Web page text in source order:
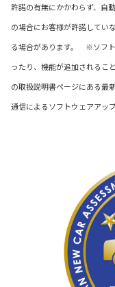
許諾の有無にかかわらず、自
の場合にお客様が許諾してい
る場合があります。 ※ソフト
ったり、機能が追加されるこ
の取扱説明書ページにある
通信によるソフトウェアアッ